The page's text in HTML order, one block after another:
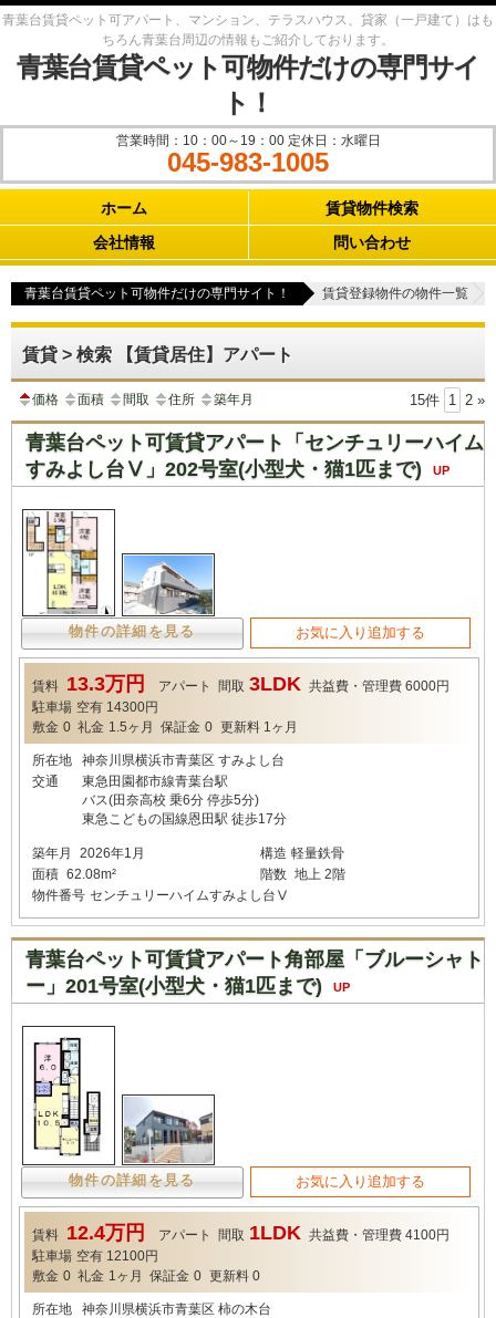
青葉台賃貸ペット可アパート、マンション、テラスハウス、貸家（一戸建て）はも
ちろん青葉台周辺の情報もご紹介しております。
青葉台賃貸ペット可物件だけの専門サイ
ト！
営業時間：10：00～19：00 定休日：水曜日
045-983-1005
ホーム
賃貸物件検索
会社情報
問い合わせ
青葉台賃貸ペット可物件だけの専門サイト！ 賃貸登録物件の物件一覧
賃貸 > 検索 【賃貸居住】アパート
価格 面積 間取 住所 築年月 15件 1 2 »
青葉台ペット可賃貸アパート「センチュリーハイム
すみよし台Ⅴ」202号室(小型犬・猫1匹まで)
UP
物件の詳細を見る お気に入り追加する
賃料 13.3万円 アパート 間取 3LDK 共益費・管理費 6000円
駐車場 空有 14300円
敷金 0 礼金 1.5ヶ月 保証金 0 更新料 1ヶ月
所在地
神奈川県横浜市青葉区 すみよし台
交通
東急田園都市線青葉台駅
バス(田奈高校 乗6分 停歩5分)
東急こどもの国線恩田駅 徒歩17分
築年月 2026年1月 構造 軽量鉄骨
面積 62.08m² 階数 地上 2階
物件番号 センチュリーハイムすみよし台Ⅴ
青葉台ペット可賃貸アパート角部屋「ブルーシャト
ー」201号室(小型犬・猫1匹まで)
UP
物件の詳細を見る お気に入り追加する
賃料 12.4万円 アパート 間取 1LDK 共益費・管理費 4100円
駐車場 空有 12100円
敷金 0 礼金 1ヶ月 保証金 0 更新料 0
所在地
神奈川県横浜市青葉区 柿の木台